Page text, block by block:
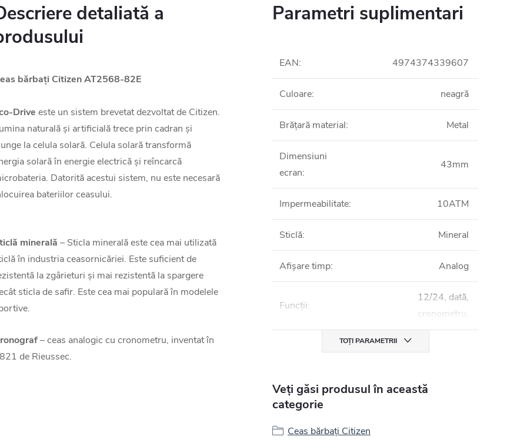
detaliată a
bărbați Citizen AT2568-82E
Drive este un sistem brevetat dezvoltat de Citizen.
naturală și artificială trece prin cadran și
la celula solară. Celula solară transformă
solară în energie electrică și reîncarcă
Datorită acestui sistem, nu este necesară
bateriilor ceasului.
minerală – Sticla minerală este cea mai utilizată
în industria ceasornicăriei. Este suficient de
la zgârieturi și mai rezistentă la spargere
sticla de safir. Este cea mai populară în modelele
– ceas analogic cu cronometru, inventat în
de Rieussec.
Parametri suplimentari
EAN: 4974374339607
Culoare: neagră
Brățară material: Metal
Dimensiuni
ecran:
43mm
Impermeabilitate: 10ATM
Sticlă: Mineral
Afișare timp: Analog
Funcții:
12/24, dată,
cronometru,
TOȚI PARAMETRII
Veți găsi produsul în această
categorie
Ceas bărbați Citizen